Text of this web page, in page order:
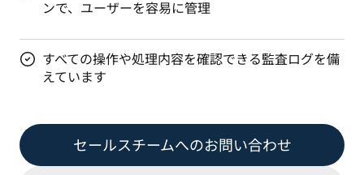
ンで、ユーザーを容易に管理
すべての操作や処理内容を確認できる監査ログを備
えています
セールスチームへのお問い合わせ